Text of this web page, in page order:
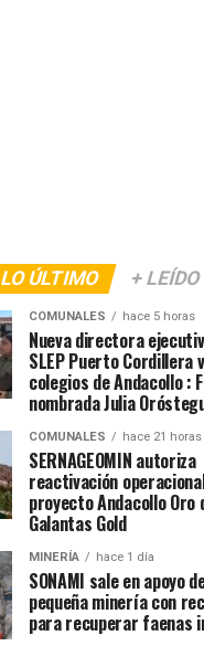
LO ÚLTIMO + LEÍDO
COMUNALES hace 5 horas
Nueva directora
SLEP Puerto Cordillera
colegios de Andacollo :
nombrada Julia
COMUNALES hace 21 horas
SERNAGEOMIN autoriza
reactivación
proyecto Andacollo Oro
Galantas Gold
MINERÍA hace 1 día
SONAMI sale en apoyo
pequeña minería con
para recuperar faenas